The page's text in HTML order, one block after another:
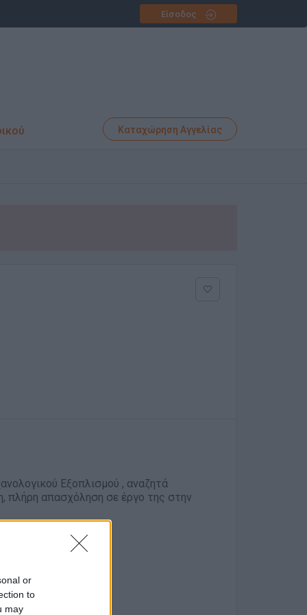
or
to
may
Είσοδος
Καταχώρηση Αγγελίας
Εξοπλισμού , αναζητά
πλήρη απασχόληση σε έργο της στην